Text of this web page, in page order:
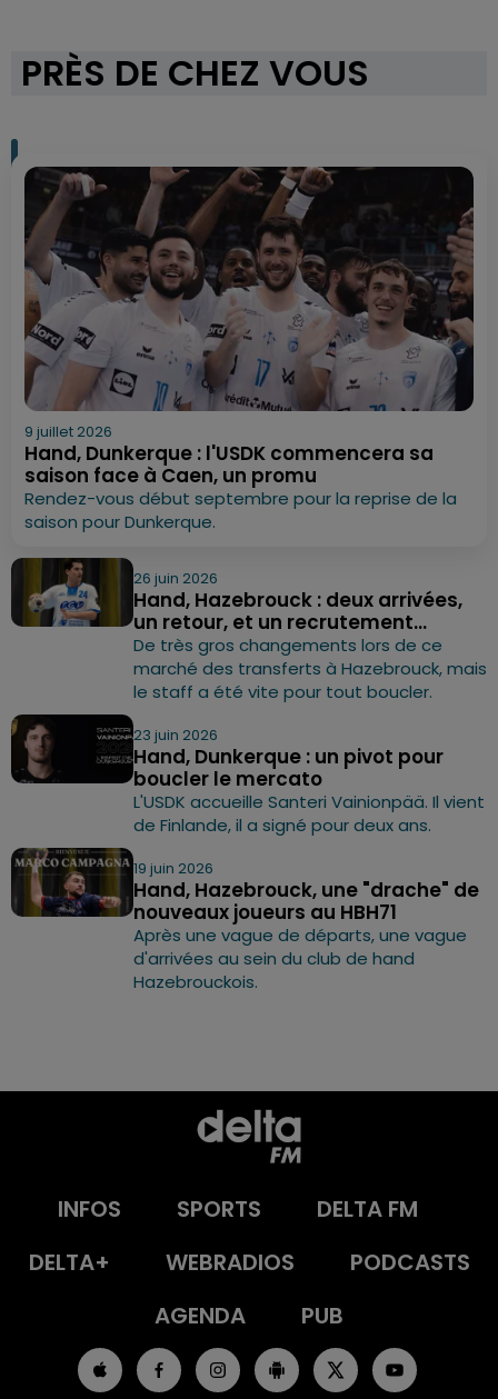
PRÈS DE CHEZ VOUS
9 juillet 2026
Hand, Dunkerque : l'USDK commencera sa
saison face à Caen, un promu
Rendez-vous début septembre pour la reprise de la
saison pour Dunkerque.
26 juin 2026
Hand, Hazebrouck : deux arrivées,
un retour, et un recrutement...
De très gros changements lors de ce
marché des transferts à Hazebrouck, mais
le staff a été vite pour tout boucler.
23 juin 2026
Hand, Dunkerque : un pivot pour
boucler le mercato
L'USDK accueille Santeri Vainionpää. Il vient
de Finlande, il a signé pour deux ans.
19 juin 2026
Hand, Hazebrouck, une "drache" de
nouveaux joueurs au HBH71
Après une vague de départs, une vague
d'arrivées au sein du club de hand
Hazebrouckois.
INFOS SPORTS
DELTA FM
DELTA+
WEBRADIOS
PODCASTS
AGENDA
PUB